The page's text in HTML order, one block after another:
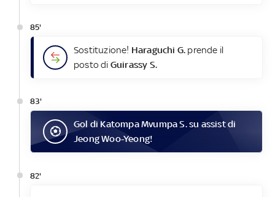
85'
Sostituzione! Haraguchi G. prende il
posto di Guirassy S.
83'
Gol di Katompa Mvumpa S.su assist di
Jeong Woo-Yeong!
82'